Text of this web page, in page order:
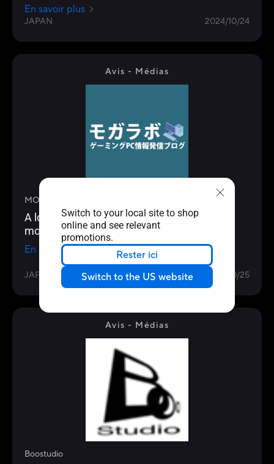
Switch to your local site to shop
online and see relevant
promotions.
Rester ici
Switch to the US website
En savoir plus
JAPAN 2024/10/24
Avis - Médias
MOGALAB
A look at ASUS' newly released Z890
motherboards! Preview Report
En savoir plus
JAPAN 2024/10/25
Avis - Médias
Boostudio